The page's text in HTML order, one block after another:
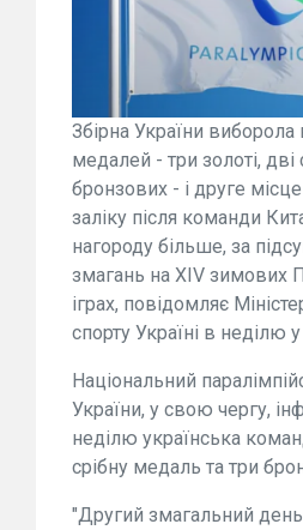
Збірна України
медалей - три золоті, дві
бронзових - і друге
заліку після команди
нагороду більше, за
змагань на XIV зимових
іграх, повідомляє
спорту Україні в неділю
Національний
України, у свою чергу,
неділю українська
срібну медаль та три
"Другий змагальний